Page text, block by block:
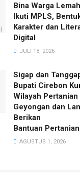
Bina Warga
Ikuti MPLS,
Karakter dan
Digital
JULI 18, 2026
Sigap dan
Bupati Cirebon
Wilayah Pertanian
Geyongan dan
Berikan
Bantuan Pertanian
AGUSTUS 1, 2026